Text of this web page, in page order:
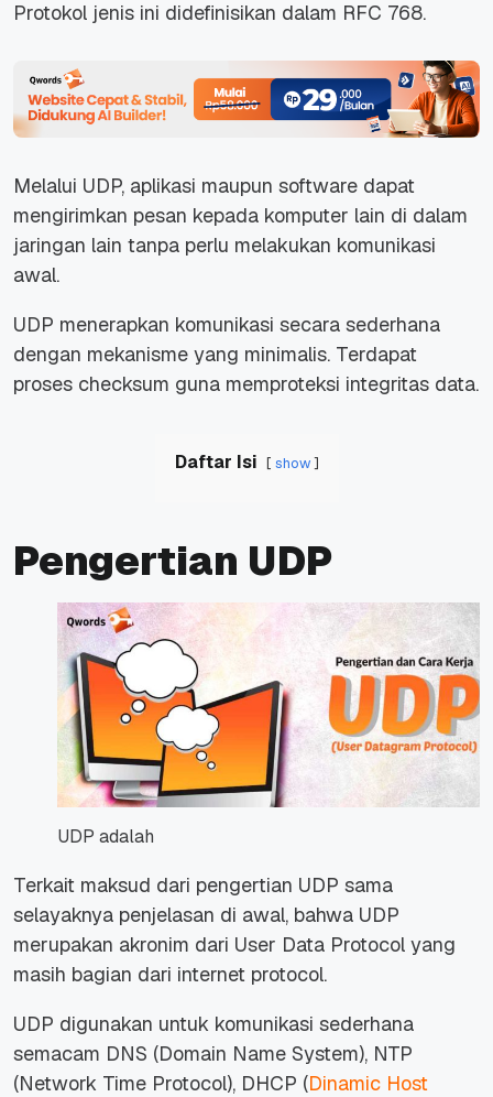
Protokol jenis ini didefinisikan dalam RFC 768.
Melalui UDP, aplikasi maupun software dapat
mengirimkan pesan kepada komputer lain di dalam
jaringan lain tanpa perlu melakukan komunikasi
awal.
UDP menerapkan komunikasi secara sederhana
dengan mekanisme yang minimalis. Terdapat
proses checksum guna memproteksi integritas data.
Daftar Isi show
Pengertian UDP
UDP adalah
Terkait maksud dari pengertian UDP sama
selayaknya penjelasan di awal, bahwa UDP
merupakan akronim dari User Data Protocol yang
masih bagian dari internet protocol.
UDP digunakan untuk komunikasi sederhana
semacam DNS (Domain Name System), NTP
(Network Time Protocol), DHCP (Dinamic Host